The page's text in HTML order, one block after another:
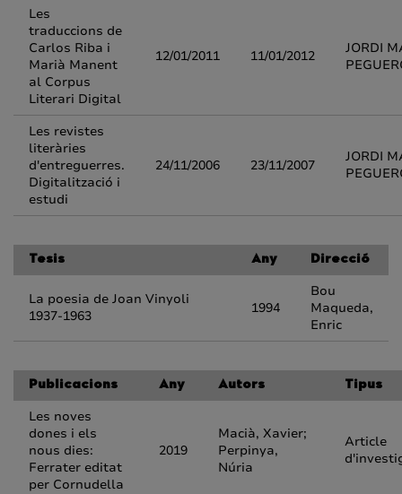
Les
traduccions de
Carlos Riba i
Marià Manent
al Corpus
Literari Digital
12/01/2011 11/01/2012
JORDI
Les revistes
literàries
d'entreguerres.
Digitalització i
estudi
24/11/2006 23/11/2007
JORDI
Tesis Any Direcció
La poesia de Joan Vinyoli
1937-1963
1994
Bou
Maqueda,
Enric
Publicacions Any Autors Tipus
Les noves
dones i els
nous dies:
Ferrater editat
per Cornudella
2019
Macià, Xavier;
Perpinya,
Núria
Article